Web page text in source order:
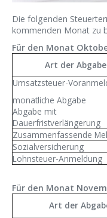
Die folgenden
kommenden Monat zu
Für den Monat
Art der Abgabe
Umsatzsteuer-
monatliche Abgabe
Abgabe mit
Dauerfristverlängerung
Zusammenfassende
Sozialversicherung
Lohnsteuer-Anmeldung
Für den Monat
Art der